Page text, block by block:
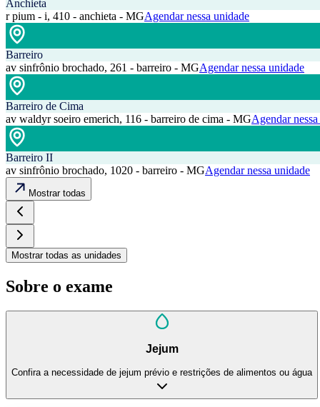
Anchieta
r pium - i, 410 - anchieta - MGAgendar nessa unidade
Barreiro
av sinfrônio brochado, 261 - barreiro - MGAgendar nessa unidade
Barreiro de Cima
av waldyr soeiro emerich, 116 - barreiro de cima - MGAgendar
Barreiro II
av sinfrônio brochado, 1020 - barreiro - MGAgendar nessa unidade
Mostrar todas
Mostrar todas as unidades
Sobre o exame
Jejum
Confira a necessidade de jejum prévio e restrições de alimentos ou água